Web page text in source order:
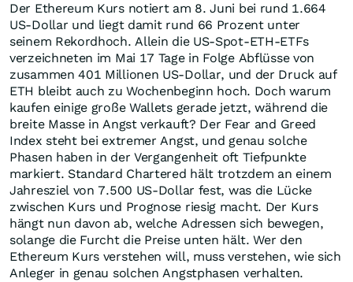
Der Ethereum Kurs notiert am 8. Juni bei rund 1.664
US-Dollar und liegt damit rund 66 Prozent unter
seinem Rekordhoch. Allein die US-Spot-ETH-ETFs
verzeichneten im Mai 17 Tage in Folge Abflüsse von
zusammen 401 Millionen US-Dollar, und der Druck auf
ETH bleibt auch zu Wochenbeginn hoch. Doch warum
kaufen einige große Wallets gerade jetzt, während die
breite Masse in Angst verkauft? Der Fear and Greed
Index steht bei extremer Angst, und genau solche
Phasen haben in der Vergangenheit oft Tiefpunkte
markiert. Standard Chartered hält trotzdem an einem
Jahresziel von 7.500 US-Dollar fest, was die Lücke
zwischen Kurs und Prognose riesig macht. Der Kurs
hängt nun davon ab, welche Adressen sich bewegen,
solange die Furcht die Preise unten hält. Wer den
Ethereum Kurs verstehen will, muss verstehen, wie sich
Anleger in genau solchen Angstphasen verhalten.